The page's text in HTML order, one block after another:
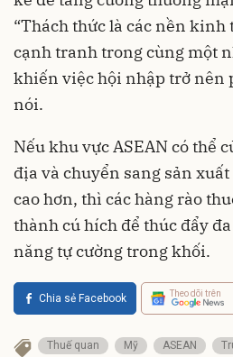
“Thách thức là các nền kinh
cạnh tranh trong cùng một
khiến việc hội nhập trở nên
nói.
Nếu khu vực ASEAN có thể
địa và chuyển sang sản
cao hơn, thì các hàng rào
thành cú hích để thúc đẩy
năng tự cường trong khối.
Chia sẻ Facebook Theo dõi trên
Thuế quan Mỹ ASEAN